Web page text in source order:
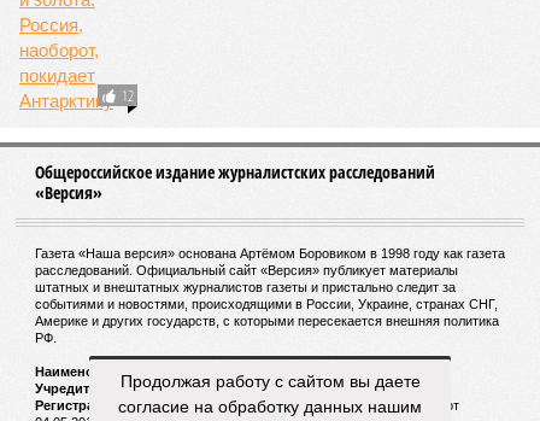
12
Общероссийское издание журналистских расследований
«Версия»
Газета «Наша версия» основана Артёмом Боровиком в 1998 году как газета
расследований. Официальный сайт «Версия» публикует материалы
штатных и внештатных журналистов газеты и пристально следит за
событиями и новостями, происходящими в России, Украине, странах СНГ,
Америке и других государств, с которыми пересекается внешняя политика
РФ.
Наименование:
Учредитель:
ООО «Версия»,Главный редактор:Горевой Р. Г.
Регистрационный номер Роскомнадзора:ЭЛ № ФС 77 - 72681 от
Продолжая работу с сайтом вы даете
согласие на обработку данных нашим